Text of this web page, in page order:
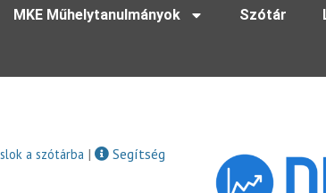
MKE Műhelytanulmányok Szótár
a szótárba |
Segítség